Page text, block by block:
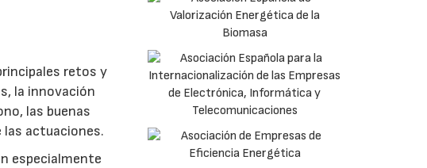
retos y
la innovación
las buenas
las actuaciones.
especialmente